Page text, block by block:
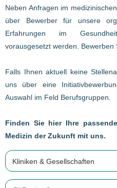
Neben Anfragen im
über Bewerber für unsere
Erfahrungen im
vorausgesetzt werden. Bewerben
Falls Ihnen aktuell keine
uns über eine
Auswahl im Feld Berufsgruppen.
Finden Sie hier Ihre
Medizin der Zukunft mit uns.
Kliniken & Gesellschaften